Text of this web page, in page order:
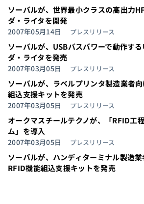
ソーバルが、世界最小クラスの高出力
ダ・ライタを開発
2007年05月14日 プレスリリース
ソーバルが、USBバスパワーで動作す
ダ・ライタを発売
2007年03月05日 プレスリリース
ソーバルが、ラベルプリンタ製造業者
組込支援キットを発売
2007年03月05日 プレスリリース
オークマスチールテクノが、「RFID工
ム」を導入
2007年03月05日 プレスリリース
ソーバルが、ハンディターミナル製造
RFID機能組込支援キットを発売